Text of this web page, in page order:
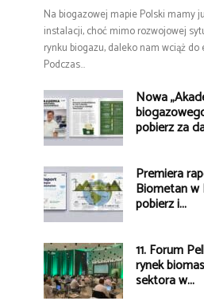
Na biogazowej mapie Polski mamy
instalacji, choć mimo rozwojowej
rynku biogazu, daleko nam wciąż
Podczas...
Nowa
pobierz za
Premiera
Biometan w
pobierz i...
11. Forum
rynek
sektora w...